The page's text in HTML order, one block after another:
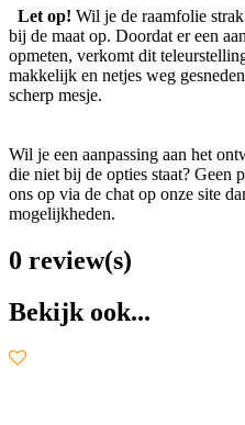
Let op! Wil je de raamfolie
bij de maat op. Doordat er een
opmeten, verkomt dit
makkelijk en netjes weg
scherp mesje.
Wil je een aanpassing aan het
die niet bij de opties staat? Geen
ons op via de chat op onze site
mogelijkheden.
0 review(s)
Bekijk ook...